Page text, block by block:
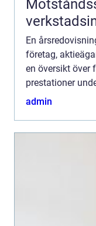
En
företag,
en översikt över
prestationer
inblic...
admin